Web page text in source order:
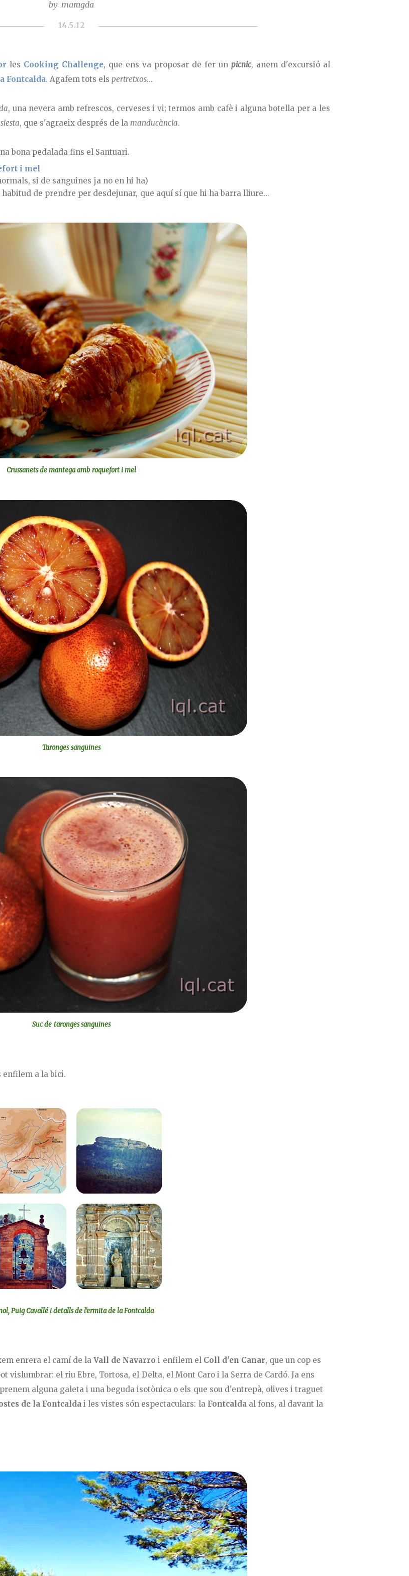
by maragda
14.5.12
les Cooking Challenge, que ens va proposar de fer un picnic, anem d'excursió al
Fontcalda. Agafem tots elspertretxos...
, una nevera amb refrescos, cerveses i vi; termos amb cafè i alguna botella per a les
siesta, que s'agraeix després de lamanducància.
bona pedalada fins el Santuari.
i mel
si de sanguines ja no en hi ha)
de prendre per desdejunar, que aquí sí que hi ha barra lliure...
Crussanets de mantega amb roquefort i mel
Taronges sanguines
Suc de taronges sanguines
enfilem a la bici.
Puig Cavallé i detalls de l'ermita de la Fontcalda
enrera el camí de laVall de Navarro i enfilem el Coll d'en Canar, que un cop es
vislumbrar: el riu Ebre, Tortosa, el Delta, el Mont Caro i la Serra de Cardó. Ja ens
alguna galeta i una beguda isotònica o els que sou d'entrepà, olives i traguet
de la Fontcalda i les vistes són espectaculars: la Fontcaldaal fons, al davant la